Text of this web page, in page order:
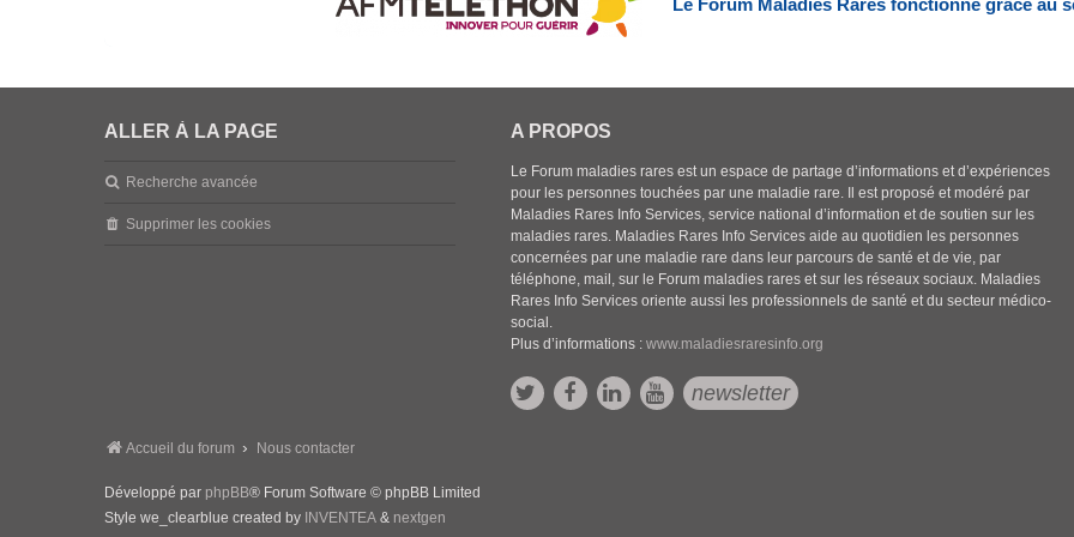
Le Forum Maladies Rares fonctionne grâce au
ALLER À LA PAGE
Recherche avancée
Supprimer les cookies
A PROPOS
Le Forum maladies rares est un espace de partage d’informations et d’expériences
pour les personnes touchées par une maladie rare. Il est proposé et modéré par
Maladies Rares Info Services, service national d’information et de soutien sur les
maladies rares. Maladies Rares Info Services aide au quotidien les personnes
concernées par une maladie rare dans leur parcours de santé et de vie, par
téléphone, mail, sur le Forum maladies rares et sur les réseaux sociaux. Maladies
Rares Info Services oriente aussi les professionnels de santé et du secteur médico-
social.
Plus d’informations :www.maladiesraresinfo.org
newsletter
Accueil du forum Nous contacter
Développé par phpBB® Forum Software © phpBB Limited
Style we_clearblue created by INVENTEA & nextgen